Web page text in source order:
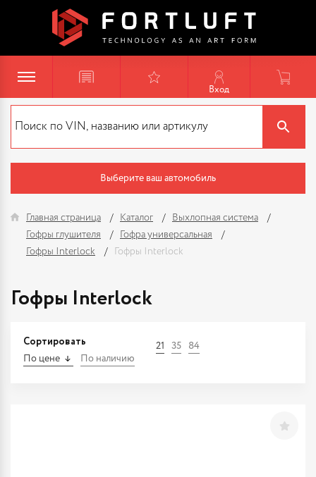
Вход
Выберите ваш автомобиль
Главная страница Каталог
Выхлопная система
Гофры глушителя
Гофра универсальная
Гофры Interlock
Гофры Interlock
Гофры Interlock
Сортировать
По цене По наличию
21 35 84